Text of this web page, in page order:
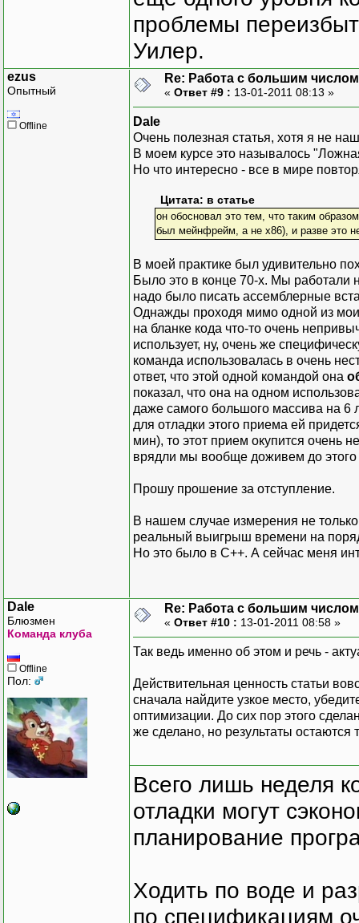
проблемы
Уилер.
ezus
Опытный
Offline
Re: Работа с большим
« Ответ #9 : 13-01-2011 08:13 »
Dale
Очень полезная статья, хотя я не
В моем курсе это называлось
Но что интересно - все в мире
Цитата: в статье
он обосновал это тем, что таким
был мейнфрейм, а не x86), и разве это
В моей практике был удивительно
Было это в конце 70-х. Мы работали
надо было писать ассемблерные
Однажды проходя мимо одной из
на бланке кода что-то очень
использует, ну, очень же
команда использовалась в очень
ответ, что этой одной командой она
показал, что она на одном
даже самого большого массива на 6
для отладки этого приема ей
мин), то этот прием окупится очень
врядли мы вообще доживем до
Прошу прошение за отступление.
В нашем случае измерения не
реальный выигрыш времени на
Но это было в С++. А сейчас меня
Dale
Блюзмен
Команда клуба
Offline
Пол:
Re: Работа с большим
« Ответ #10 : 13-01-2011 08:58 »
Так ведь именно об этом и речь -
Действительная ценность статьи
сначала найдите узкое место,
оптимизации. До сих пор этого
же сделано, но результаты остаются
Всего лишь неделя
отладки могут
планирование
Ходить по воде и
по спецификациям